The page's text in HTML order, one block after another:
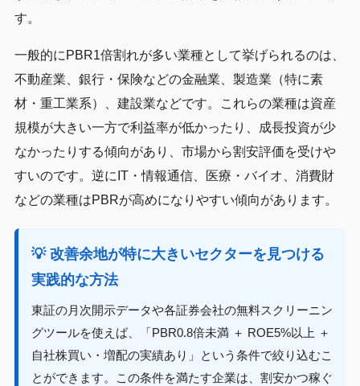
す。
一般的にPBR1倍割れが多い業種として挙げられるのは、
不動産業、銀行・保険などの金融業、製造業（特に素
材・重工業系）、建設業などです。これらの業種は資産
規模が大きい一方で利益率が低かったり、成長投資が少
なかったりする傾向があり、市場から割安評価を受けや
すいのです。逆にIT・情報通信、医療・バイオ、消費財
などの業種はPBRが高めになりやすい傾向があります。
💡 改善余地が特に大きいセクターを見つける
実践的な方法
東証の月次開示データや各証券会社の無料スクリーニン
グツールを使えば、「PBR0.8倍未満 ＋ ROE5%以上 ＋
自社株買い・増配の実績あり」という条件で絞り込むこ
とができます。この条件を満たす企業は、割安かつ稼ぐ